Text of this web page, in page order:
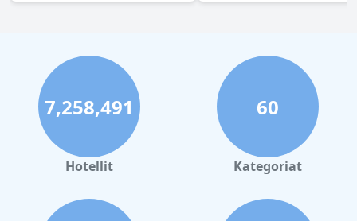
7,258,491
Hotellit
60
Kategoriat